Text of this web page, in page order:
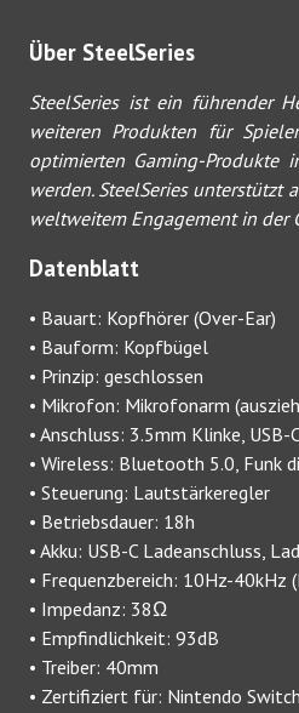
Über SteelSeries
SteelSeries ist ein führender
weiteren Produkten für
optimierten Gaming-Produkte
werden. SteelSeries unterstützt
weltweitem Engagement in der
Datenblatt
• Bauart: Kopfhörer (Over-Ear)
• Bauform: Kopfbügel
• Prinzip: geschlossen
• Mikrofon: Mikrofonarm
• Anschluss: 3.5mm Klinke, USB-
• Wireless: Bluetooth 5.0, Funk
• Steuerung: Lautstärkeregler
• Betriebsdauer: 18h
• Akku: USB-C Ladeanschluss,
• Frequenzbereich: 10Hz-
• Impedanz: 38Ω
• Empfindlichkeit: 93dB
• Treiber: 40mm
• Zertifiziert für: Nintendo